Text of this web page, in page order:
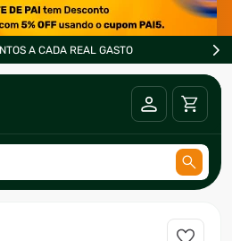
A CADA REAL GASTO